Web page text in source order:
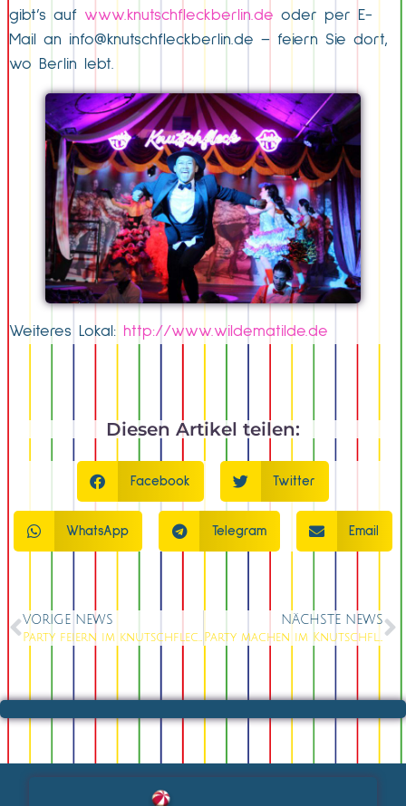
gibt’s auf www.knutschfleckberlin.de oder per E-
Mail an info@knutschfleckberlin.de – feiern Sie dort,
wo Berlin lebt.
Weiteres Lokal: http://www.wildematilde.de
Diesen Artikel teilen:
Facebook Twitter
WhatsApp Telegram Email
VORIGE NEWS
Party feiern im knutschfleck Berlin!
NÄCHSTE NEWS
Party machen im Knutschfleck Berlin